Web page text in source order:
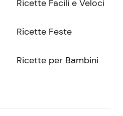
Ricette Facili e Veloci
Ricette Feste
Ricette per Bambini